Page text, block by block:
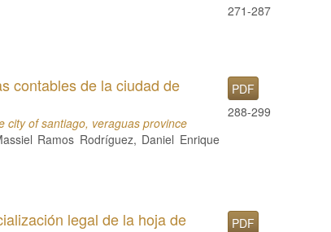
271-287
contables de la ciudad de
city of santiago, veraguas province
Ramos Rodríguez, Daniel Enrique
PDF
288-299
legal de la hoja de
PDF